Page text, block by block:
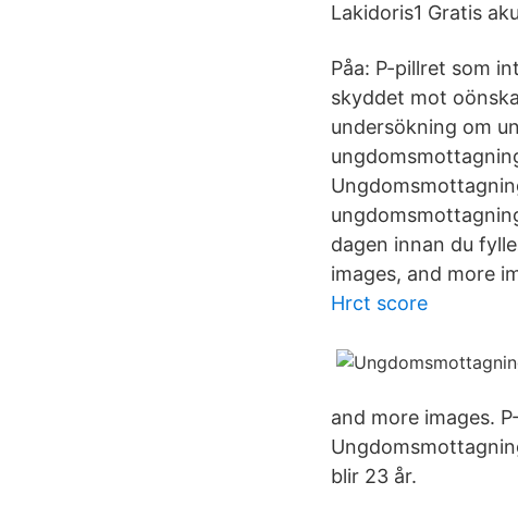
Lakidoris1 Gratis
Påa: P-pillret som
skyddet mot
undersökning om
dagen innan du
images, and more
Hrct score
and more images.
blir 23 år.